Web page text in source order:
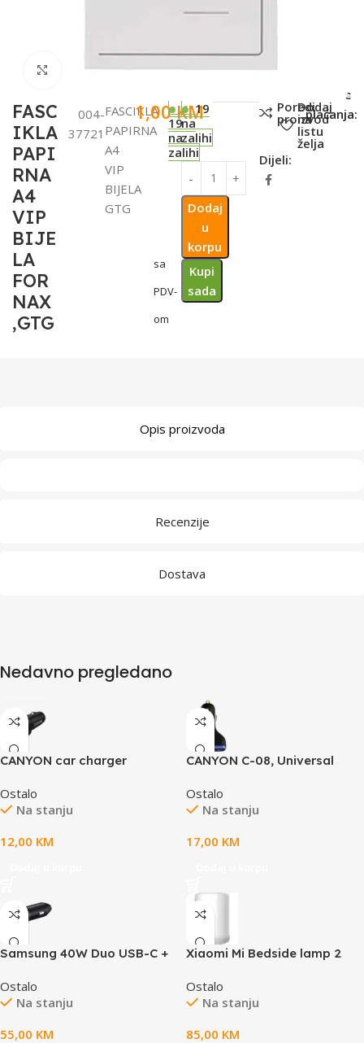
Click to enlarge
FASC
IKLA
PAPI
RNA
A4
VIP
BIJE
LA
FOR
NAX
,GTG
004-
37721
FASCIKLA
PAPIRNA
A4
VIP
BIJELA
GTG
1,00KM
sa
PDV-
om
19
na
zalihi
19
na
zalihi
Dodaj
u
korpu
Kupi
sada
Poredi
proizvod
Dodaj
na
listu
želja
Dijeli:
Metode
plaćanja:
Opis proizvoda
Recenzije
Dostava
Nedavno pregledano
CANYON car charger
Black
Ostalo
Na stanju
12,00 KM
CANYON C-08, Universal
12V-24V, Output DC USB-A
5V/2.4A(Max) + Type-C PD
Black+Purple with rubber
Ostalo
Na stanju
17,00 KM
Samsung 40W Duo USB-C +
25W + max 15W, cable not
included) Black
Ostalo
Na stanju
55,00 KM
Xiaomi Mi Bedside lamp 2
Ostalo
Na stanju
85,00 KM